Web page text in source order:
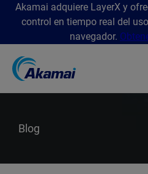
Akamai adquiere LayerX y
control en tiempo real del
navegador.
Blog